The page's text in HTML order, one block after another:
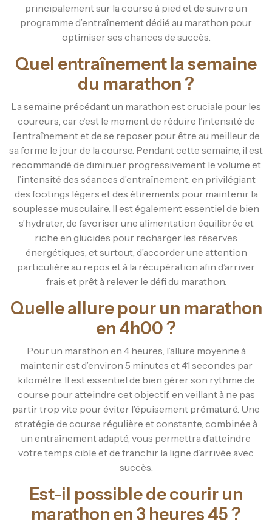
principalement sur la course à pied et de suivre un
programme d’entraînement dédié au marathon pour
optimiser ses chances de succès.
Quel entraînement la semaine
du marathon ?
La semaine précédant un marathon est cruciale pour les
coureurs, car c’est le moment de réduire l’intensité de
l’entraînement et de se reposer pour être au meilleur de
sa forme le jour de la course. Pendant cette semaine, il est
recommandé de diminuer progressivement le volume et
l’intensité des séances d’entraînement, en privilégiant
des footings légers et des étirements pour maintenir la
souplesse musculaire. Il est également essentiel de bien
s’hydrater, de favoriser une alimentation équilibrée et
riche en glucides pour recharger les réserves
énergétiques, et surtout, d’accorder une attention
particulière au repos et à la récupération afin d’arriver
frais et prêt à relever le défi du marathon.
Quelle allure pour un marathon
en 4h00 ?
Pour un marathon en 4 heures, l’allure moyenne à
maintenir est d’environ 5 minutes et 41 secondes par
kilomètre. Il est essentiel de bien gérer son rythme de
course pour atteindre cet objectif, en veillant à ne pas
partir trop vite pour éviter l’épuisement prématuré. Une
stratégie de course régulière et constante, combinée à
un entraînement adapté, vous permettra d’atteindre
votre temps cible et de franchir la ligne d’arrivée avec
succès.
Est-il possible de courir un
marathon en 3 heures 45 ?